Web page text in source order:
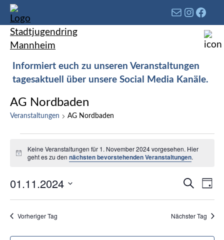
Informiert euch zu unseren Veranstaltungen
tagesaktuell über unsere Social Media Kanäle.
AG Nordbaden
Veranstaltungen AG Nordbaden
Hinweis
Keine Veranstaltungen für 1. November 2024 vorgesehen. Hier
geht es zu dennächsten bevorstehenden Veranstaltungen.
Such-
Suche
Tag
01.11.2024
Datum
wählen.
Vorheriger Tag Nächster Tag